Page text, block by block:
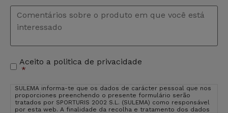
Comentários
Aceitação
de
Aceito a politica de privacidade
*
SULEMA informa-te que os dados de carácter pessoal que nos
proporciones preenchendo o presente formulário serão
tratados por SPORTURIS 2002 S.L. (SULEMA) como responsável
por esta web. A finalidade da recolha e tratamento dos dados